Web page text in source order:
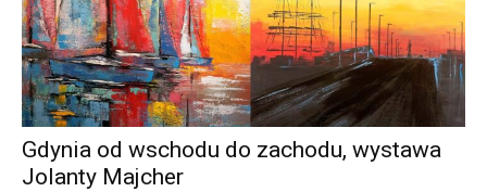
Gdynia od wschodu do zachodu, wystawa
Jolanty Majcher